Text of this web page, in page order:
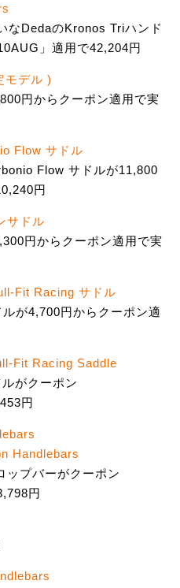
なDedaのKronos Triハンド
」適用で42,204円
モデル )
円からクーポン適用で実
Flow サドル
Flow サドルが11,800
円
サドル
円からクーポン適用で実
Fit Racing サドル
が4,700円からクーポン適
Fit Racing Saddle
がクーポン
円
Handlebars
ップバーがクーポン
円